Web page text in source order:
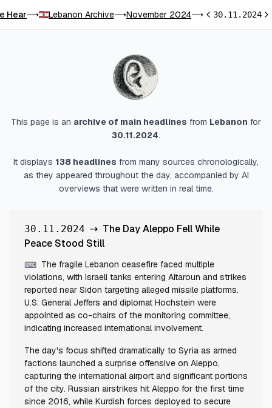
Hear⟶ Lebanon Archive⟶November 2024⟶Previous day
30.11.2024
This page is an archive of main headlines from Lebanon for
30.11.2024.
It displays 138 headlines from many sources chronologically,
as they appeared throughout the day, accompanied by AI
overviews that were written in real time.
30.11.2024 ⇢ The Day Aleppo Fell While
Peace Stood Still
⌨ The fragile Lebanon ceasefire faced multiple
violations, with Israeli tanks entering Aitaroun and strikes
reported near Sidon targeting alleged missile platforms.
U.S. General Jeffers and diplomat Hochstein were
appointed as co-chairs of the monitoring committee,
indicating increased international involvement.
The day's focus shifted dramatically to Syria as armed
factions launched a surprise offensive on Aleppo,
capturing the international airport and significant portions
of the city. Russian airstrikes hit Aleppo for the first time
since 2016, while Kurdish forces deployed to secure